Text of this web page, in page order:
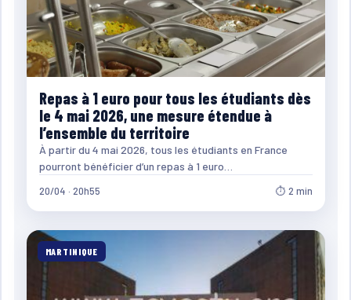
Repas à 1 euro pour tous les étudiants dès
le 4 mai 2026, une mesure étendue à
l’ensemble du territoire
À partir du 4 mai 2026, tous les étudiants en France
pourront bénéficier d’un repas à 1 euro…
20/04 · 20h55 ⏱ 2 min
MARTINIQUE